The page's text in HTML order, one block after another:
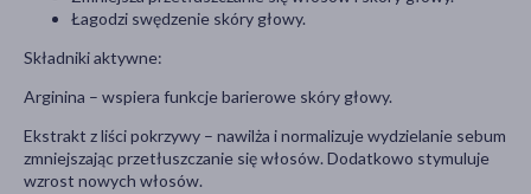
Łagodzi swędzenie skóry głowy.
Składniki aktywne:
Arginina – wspiera funkcje barierowe skóry głowy.
Ekstrakt z liści pokrzywy – nawilża i normalizuje wydzielanie sebum
zmniejszając przetłuszczanie się włosów. Dodatkowo stymuluje
wzrost nowych włosów.